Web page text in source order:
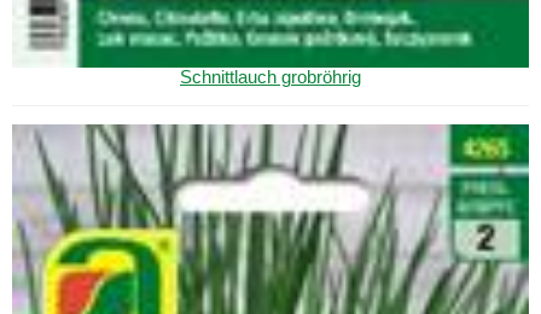
Schnittlauch grobröhrig